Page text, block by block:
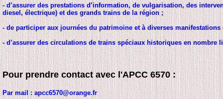
- d’assurer des prestations d’information, de vulgarisation, des
diesel, électrique) et des grands trains de la région ;
- de participer aux journées du patrimoine et à diverses
- d’assurer des circulations de trains spéciaux historiques en nombre
Pour prendre contact avec l'APCC 6570 :
Par mail : apcc6570@orange.fr